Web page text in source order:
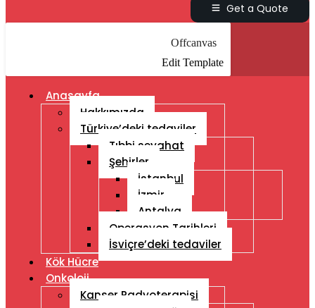
Get a Quote
Offcanvas
Edit Template
Anasayfa
Hakkımızda
Türkiye’deki tedaviler
Tıbbi seyahat
Şehirler
İstanbul
İzmir
Antalya
Operasyon Tarihleri
İsviçre’deki tedaviler
Kök Hücre
Onkoloji
Kanser Radyoterapisi